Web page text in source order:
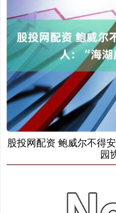
股投网配资 鲍威尔不得
园